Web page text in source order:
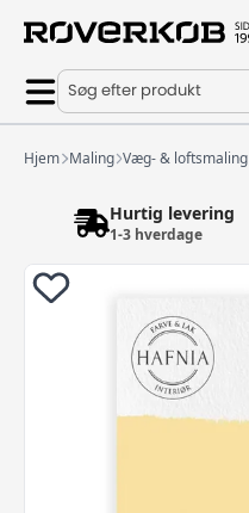
Søg efter produkt
Hjem Maling Væg- & loftsmaling
Hurtig levering
1-3 hverdage